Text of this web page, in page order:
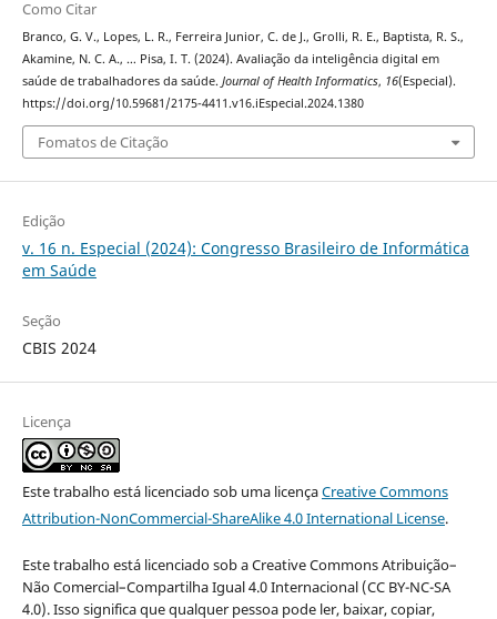
Como Citar
Branco, G. V., Lopes, L. R., Ferreira Junior, C. de J., Grolli, R. E., Baptista, R. S.,
Akamine, N. C. A., … Pisa, I. T. (2024). Avaliação da inteligência digital em
saúde de trabalhadores da saúde. Journal of Health Informatics, 16(Especial).
https://doi.org/10.59681/2175-4411.v16.iEspecial.2024.1380
Fomatos de Citação
Edição
v. 16 n. Especial (2024): Congresso Brasileiro de Informática
em Saúde
Seção
CBIS 2024
Licença
Este trabalho está licenciado sob uma licençaCreative Commons
Attribution-NonCommercial-ShareAlike 4.0 International License.
Este trabalho está licenciado sob a Creative Commons Atribuição–
Não Comercial–Compartilha Igual 4.0 Internacional (CC BY-NC-SA
4.0). Isso significa que qualquer pessoa pode ler, baixar, copiar,